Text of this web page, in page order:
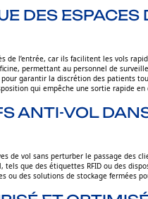
DES ESPACES
de l’entrée, car ils facilitent les vols
permettant au personnel de
garantir la discrétion des patients
qui empêche une sortie rapide en
ANTI-VOL
de vol sans perturber le passage des
tels que des étiquettes RFID ou des
ou des solutions de stockage fermées